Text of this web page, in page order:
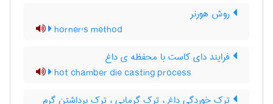
روش هورنر
horner's method
فرایند دای کاست با محفظه ی داغ
hot chamber die casting process
ترک خوردگی داغ ، ترک گرمایی ، ترک برداشتن گرم